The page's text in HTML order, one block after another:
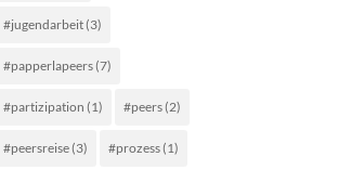
#jugendarbeit(3)
#papperlapeers(7)
#partizipation (1) #peers(2)
#peersreise(3) #prozess(1)